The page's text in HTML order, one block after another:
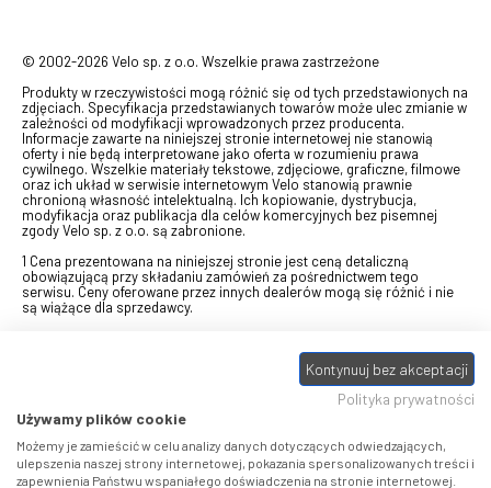
© 2002-2026 Velo sp. z o.o. Wszelkie prawa zastrzeżone
Produkty w rzeczywistości mogą różnić się od tych przedstawionych na
zdjęciach. Specyfikacja przedstawianych towarów może ulec zmianie w
zależności od modyfikacji wprowadzonych przez producenta.
Informacje zawarte na niniejszej stronie internetowej nie stanowią
oferty i nie będą interpretowane jako oferta w rozumieniu prawa
cywilnego. Wszelkie materiały tekstowe, zdjęciowe, graficzne, filmowe
oraz ich układ w serwisie internetowym Velo stanowią prawnie
chronioną własność intelektualną. Ich kopiowanie, dystrybucja,
modyfikacja oraz publikacja dla celów komercyjnych bez pisemnej
zgody Velo sp. z o.o. są zabronione.
1 Cena prezentowana na niniejszej stronie jest ceną detaliczną
obowiązującą przy składaniu zamówień za pośrednictwem tego
serwisu. Ceny oferowane przez innych dealerów mogą się różnić i nie
są wiążące dla sprzedawcy.
swój bon" na towary z oferty VELO, aktualnie dostępnej na stronie
, w ramach sprzedaży premiowej. Dowiedz się jak
stronie promocji. Prezentowana wartość
eBonu uwzględnia fakt wyrażenia - w procesie rejestracji w Panelu
klienta- zgody na otrzymywanie drogą mailową informacji handlowo-
marketingowe, np. newsletter rowerowy. W przypadku braku zgody
wartość eBonu zostanie obniżona o 10 zł.
Kontynuuj bez akceptacji
Polityka prywatności
Używamy plików cookie
Możemy je zamieścić w celu analizy danych dotyczących odwiedzających,
ulepszenia naszej strony internetowej, pokazania spersonalizowanych treści i
zapewnienia Państwu wspaniałego doświadczenia na stronie internetowej.